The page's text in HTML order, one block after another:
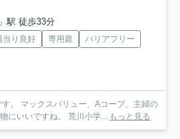
駅 徒歩33分
当り良好 専用庭
バリアフリー
。 マックスバリュー、Aコープ、主婦の
にいいですね。 荒川小学... もっと見る